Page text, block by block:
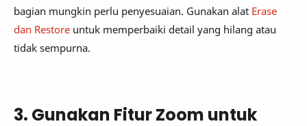
bagian mungkin perlu penyesuaian. Gunakan alat Erase
dan Restore untuk memperbaiki detail yang hilang atau
tidak sempurna.
3. Gunakan Fitur Zoom untuk